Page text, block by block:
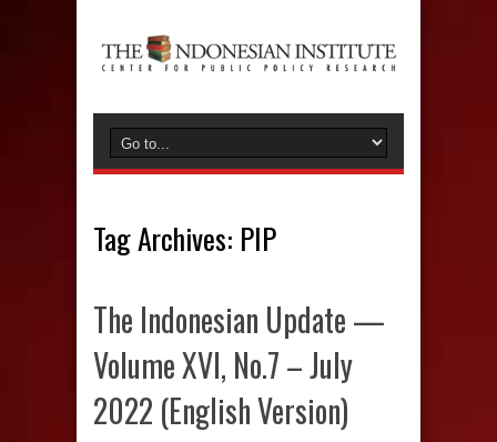
Tag Archives: PIP
The Indonesian Update —
Volume XVI, No.7 – July
2022 (English Version)